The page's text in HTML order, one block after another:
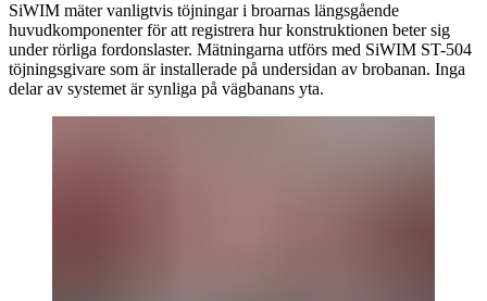
SiWIM mäter vanligtvis töjningar i broarnas längsgående
huvudkomponenter för att registrera hur konstruktionen beter sig
under rörliga fordonslaster. Mätningarna utförs med SiWIM ST-504
töjningsgivare som är installerade på undersidan av brobanan. Inga
delar av systemet är synliga på vägbanans yta.